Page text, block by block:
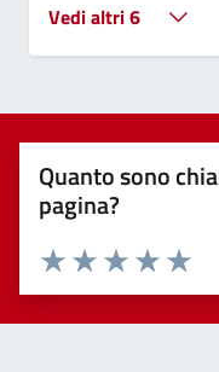
Vedi altri 6
Quanto sono
pagina?
Valuta 4
Valuta 3
Valuta 2 stelle su
Valuta 1 stelle su 5